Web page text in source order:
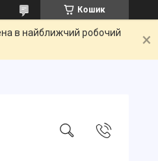
Кошик
в найближчий робочий